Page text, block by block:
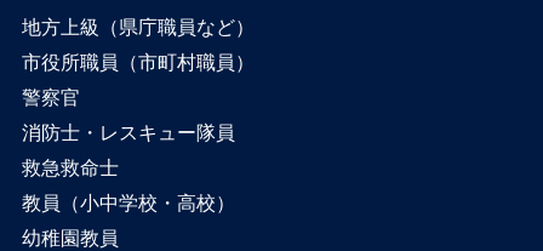
地方上級（県庁職員など）
市役所職員（市町村職員）
警察官
消防士・レスキュー隊員
救急救命士
教員（小中学校・高校）
幼稚園教員